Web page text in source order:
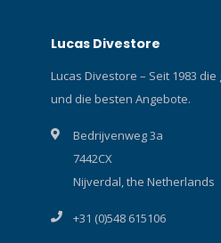
Lucas Divestore
Lucas Divestore – Seit 1983
und die besten Angebote.
Bedrijvenweg 3a
7442CX
Nijverdal, the Netherlands
+31 (0)548 615106